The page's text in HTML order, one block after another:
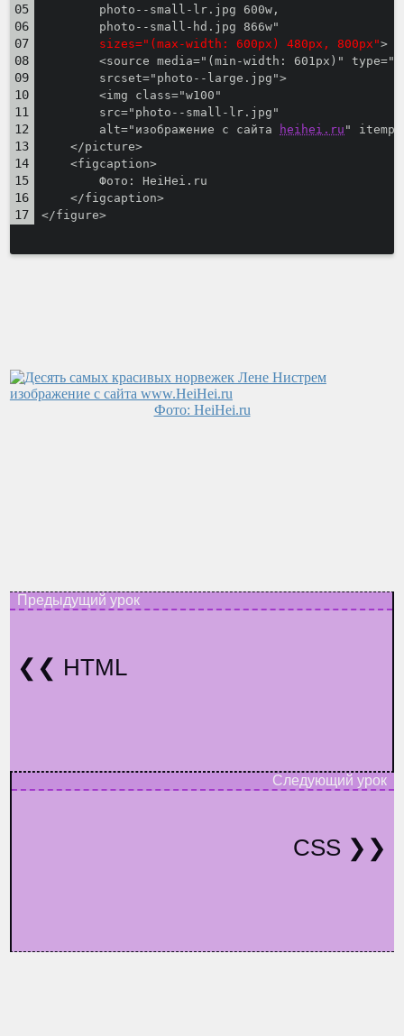
        photo--small-lr.jpg 600w,
        photo--small-hd.jpg 866w"
sizes="(max-width: 600px) 480px, 800px">
<source media="(min-width: 601px)"
        srcset="photo--large.jpg">
        <img class="w100"
        src="photo--small-lr.jpg"
        alt="изображение с сайта
heihei.ru "
    </picture>
    <figcaption>
        Фото: HeiHei.ru
    </figcaption>
</figure>
Фото: HeiHei.ru
HTML
CSS